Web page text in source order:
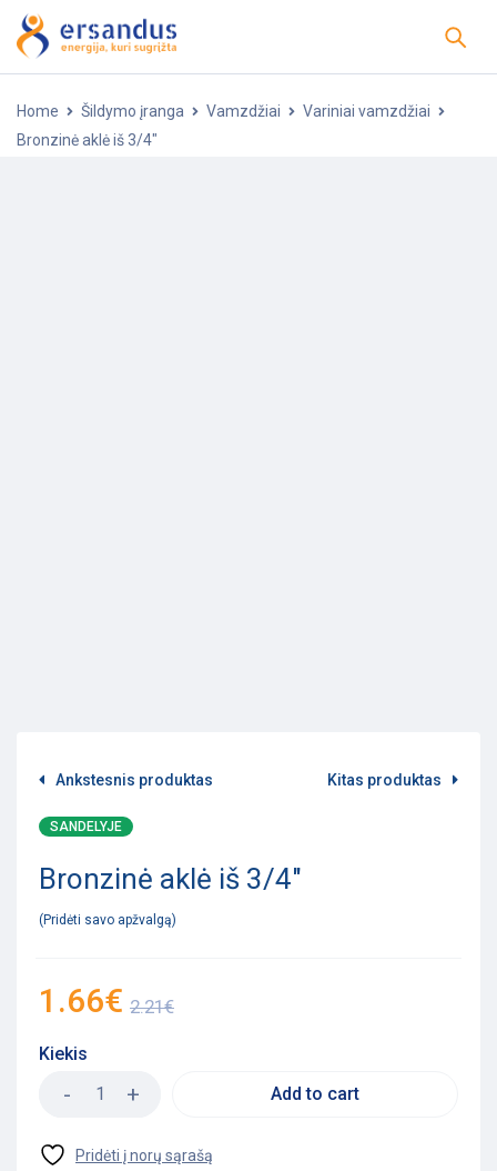
Home Šildymo įranga Vamzdžiai
Variniai vamzdžiai
Bronzinė aklė iš 3/4″
Ankstesnis produktas Kitas produktas
SANDELYJE
Bronzinė aklė iš 3/4″
Pridėti savo apžvalgą
2.21€
1.66€
Kiekis
Add to cart